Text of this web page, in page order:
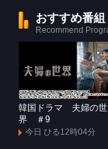
おすすめ番組
Recommend
韓国ドラマ 夫婦の世
界 ＃9
今日 ひる12時04分